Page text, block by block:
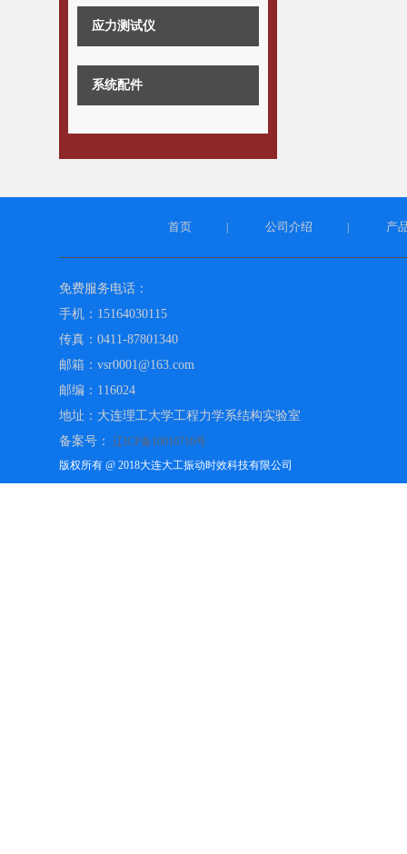
应力测试仪
系统配件
首页 公司介绍 产
免费服务电话：
手机：15164030115
传真：0411-87801340
邮箱：vsr0001@163.com
邮编：116024
地址：大连理工大学工程力学系结构实验室
备案号：
辽ICP备10010710号
版权所有 @ 2018大连大工振动时效科技有限公司